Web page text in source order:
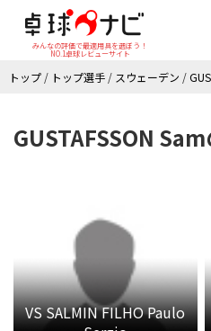
みんなの評価で最適用具を選ぼう！
NO.1卓球レビューサイト
トップ / トップ選手 / スウェーデン /
GUSTAFSSON
VS SALMIN FILHO Paulo